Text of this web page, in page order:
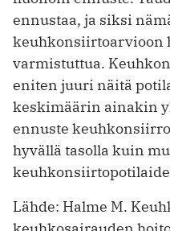
ennustaa, ja siksi
keuhkonsiirtoarvioon
varmistuttua.
eniten juuri näitä
keskimäärin ainakin
ennuste
hyvällä tasolla kuin
Lähde: Halme M.